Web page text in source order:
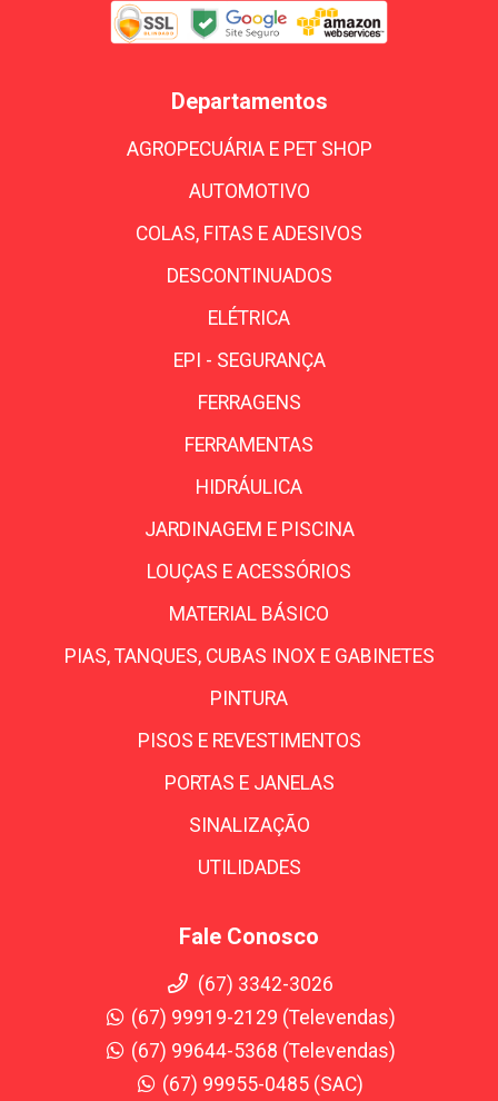
Departamentos
AGROPECUÁRIA E PET SHOP
AUTOMOTIVO
COLAS, FITAS E ADESIVOS
DESCONTINUADOS
ELÉTRICA
EPI - SEGURANÇA
FERRAGENS
FERRAMENTAS
HIDRÁULICA
JARDINAGEM E PISCINA
LOUÇAS E ACESSÓRIOS
MATERIAL BÁSICO
PIAS, TANQUES, CUBAS INOX E GABINETES
PINTURA
PISOS E REVESTIMENTOS
PORTAS E JANELAS
SINALIZAÇÃO
UTILIDADES
Fale Conosco
(67) 3342-3026
(67) 99919-2129 (Televendas)
(67) 99644-5368 (Televendas)
(67) 99955-0485 (SAC)